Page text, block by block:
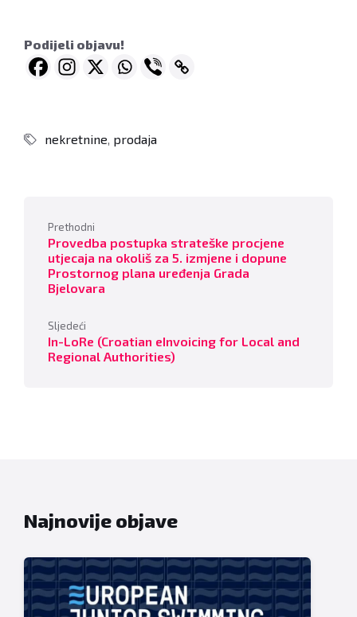
Podijeli objavu!
nekretnine, prodaja
Prethodni
Provedba postupka strateške procjene
utjecaja na okoliš za 5. izmjene i dopune
Prostornog plana uređenja Grada
Bjelovara
Sljedeći
In-LoRe (Croatian eInvoicing for Local and
Regional Authorities)
Najnovije objave